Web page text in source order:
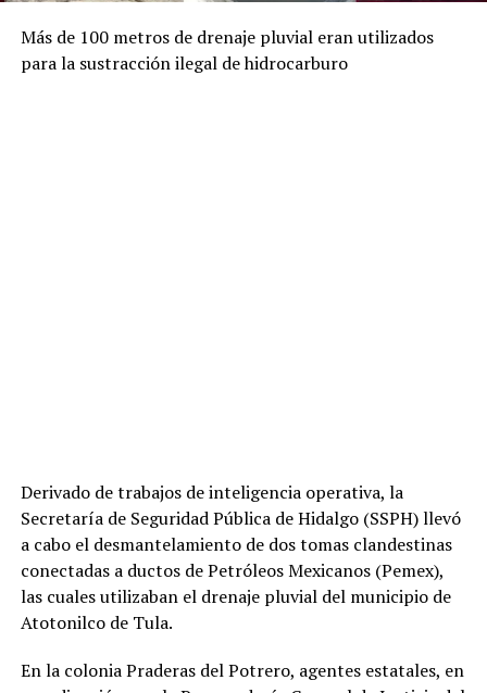
Más de 100 metros de drenaje pluvial eran utilizados
para la sustracción ilegal de hidrocarburo
Derivado de trabajos de inteligencia operativa, la
Secretaría de Seguridad Pública de Hidalgo (SSPH) llevó
a cabo el desmantelamiento de dos tomas clandestinas
conectadas a ductos de Petróleos Mexicanos (Pemex),
las cuales utilizaban el drenaje pluvial del municipio de
Atotonilco de Tula.
En la colonia Praderas del Potrero, agentes estatales, en